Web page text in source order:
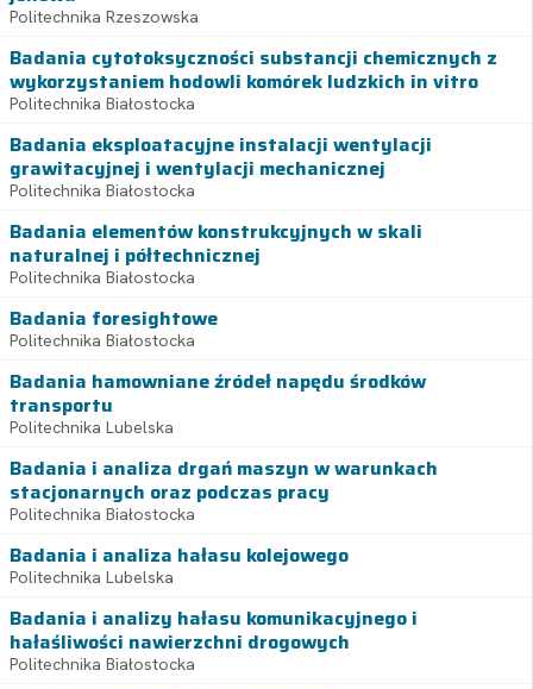
Politechnika Rzeszowska
Badania cytotoksyczności substancji chemicznych z
wykorzystaniem hodowli komórek ludzkich in vitro
Politechnika Białostocka
Badania eksploatacyjne instalacji wentylacji
grawitacyjnej i wentylacji mechanicznej
Politechnika Białostocka
Badania elementów konstrukcyjnych w skali
naturalnej i półtechnicznej
Politechnika Białostocka
Badania foresightowe
Politechnika Białostocka
Badania hamowniane źródeł napędu środków
transportu
Politechnika Lubelska
Badania i analiza drgań maszyn w warunkach
stacjonarnych oraz podczas pracy
Politechnika Białostocka
Badania i analiza hałasu kolejowego
Politechnika Lubelska
Badania i analizy hałasu komunikacyjnego i
hałaśliwości nawierzchni drogowych
Politechnika Białostocka